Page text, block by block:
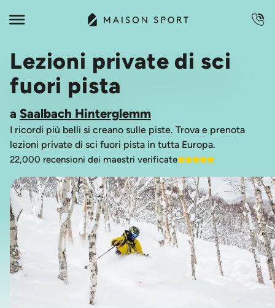
Lezioni private di sci
fuori pista
a Saalbach Hinterglemm
I ricordi più belli si creano sulle piste. Trova e prenota
lezioni private di sci fuori pista in tutta Europa.
22,000 recensioni dei maestri verificate